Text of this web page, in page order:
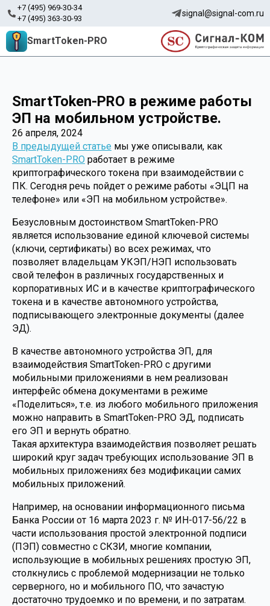
+7 (495) 969-30-34
+7 (495) 363-30-93
signal@signal-com.ru
SmartToken-PRO
SmartToken-PRO в режиме работы
ЭП на мобильном устройстве.
26 апреля, 2024
В предыдущей статье мы уже описывали, как
SmartToken-PRO работает в режиме
криптографического токена при взаимодействии с
ПК. Сегодня речь пойдет о режиме работы «ЭЦП на
телефоне» или «ЭП на мобильном устройстве».
Безусловным достоинством SmartToken-PRO
является использование единой ключевой системы
(ключи, сертификаты) во всех режимах, что
позволяет владельцам УКЭП/НЭП использовать
свой телефон в различных государственных и
корпоративных ИС и в качестве криптографического
токена и в качестве автономного устройства,
подписывающего электронные документы (далее
ЭД).
В качестве автономного устройства ЭП, для
взаимодействия SmartToken-PRO с другими
мобильными приложениями в нем реализован
интерфейс обмена документами в режиме
«Поделиться», т.е. из любого мобильного приложения
можно направить в SmartToken-PRO ЭД, подписать
его ЭП и вернуть обратно.
Такая архитектура взаимодействия позволяет решать
широкий круг задач требующих использование ЭП в
мобильных приложениях без модификации самих
мобильных приложений.
Например, на основании информационного письма
Банка России от 16 марта 2023 г. № ИН-017-56/22 в
части использования простой электронной подписи
(ПЭП) совместно с СКЗИ, многие компании,
использующие в мобильных решениях простую ЭП,
столкнулись с проблемой модернизации не только
серверного, но и мобильного ПО, что зачастую
достаточно трудоемко и по времени, и по затратам.